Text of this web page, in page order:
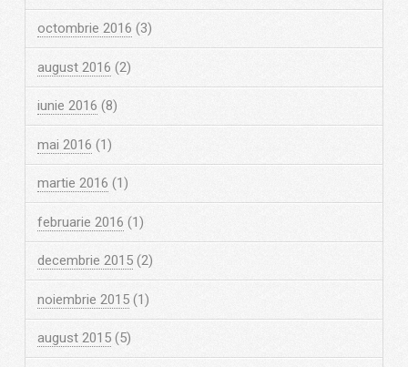
octombrie 2016 (3)
august 2016 (2)
iunie 2016 (8)
mai 2016 (1)
martie 2016 (1)
februarie 2016 (1)
decembrie 2015(2)
noiembrie 2015(1)
august 2015(5)